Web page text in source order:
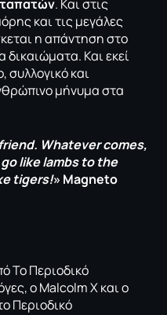
. Και στις
και τις μεγάλες
η απάντηση στο
δικαιώματα. Και εκεί
συλλογικό και
μήνυμα στα
Whatever comes,
like lambs to the
tigers!» Magneto
Το Περιοδικό
ο Malcolm X και ο
Περιοδικό